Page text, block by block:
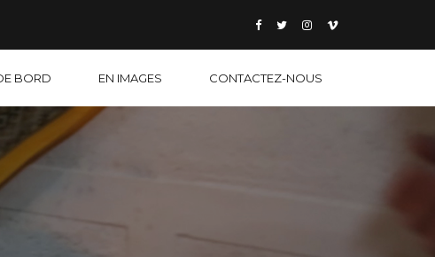
BORD EN IMAGES CONTACTEZ-NOUS